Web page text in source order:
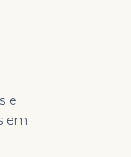
e
em